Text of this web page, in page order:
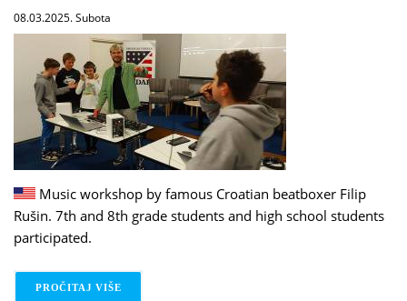
08.03.2025. Subota
Music workshop by famous Croatian beatboxer Filip
Rušin. 7th and 8th grade students and high school students
participated.
PROČITAJ VIŠE